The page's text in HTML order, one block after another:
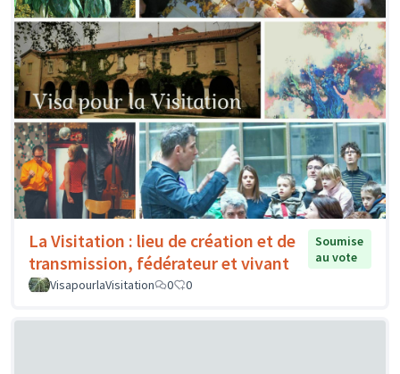
La Visitation : lieu de création et de
transmission, fédérateur et vivant
Soumise
au vote
VisapourlaVisitation
0 0